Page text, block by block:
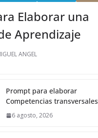
Elaborar una
Aprendizaje
ANGEL
Prompt para elaborar
Competencias transversales
6 agosto, 2026